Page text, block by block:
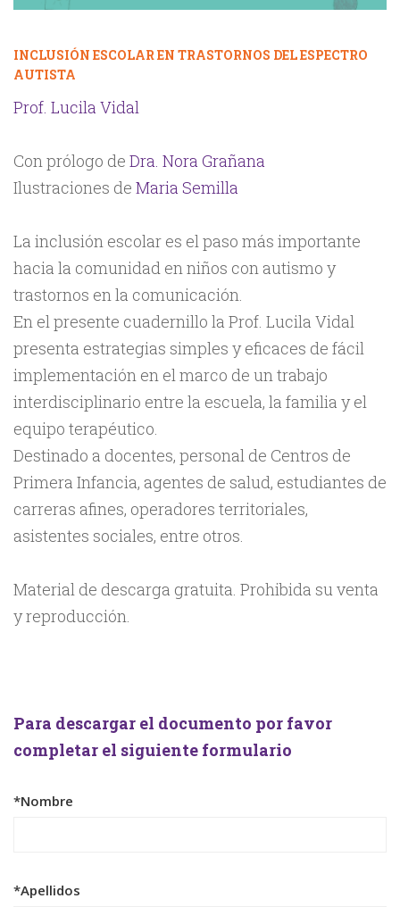
INCLUSIÓN ESCOLAR EN TRASTORNOS DEL ESPECTRO
AUTISTA
Prof. Lucila Vidal
Con prólogo de Dra. Nora Grañana
Ilustraciones de Maria Semilla
La inclusión escolar es el paso más importante
hacia la comunidad en niños con autismo y
trastornos en la comunicación.
En el presente cuadernillo la Prof. Lucila Vidal
presenta estrategias simples y eficaces de fácil
implementación en el marco de un trabajo
interdisciplinario entre la escuela, la familia y el
equipo terapéutico.
Destinado a docentes, personal de Centros de
Primera Infancia, agentes de salud, estudiantes de
carreras afines, operadores territoriales,
asistentes sociales, entre otros.
Material de descarga gratuita. Prohibida su venta
y reproducción.
Para descargar el documento por favor
completar el siguiente formulario
*Nombre
*Apellidos